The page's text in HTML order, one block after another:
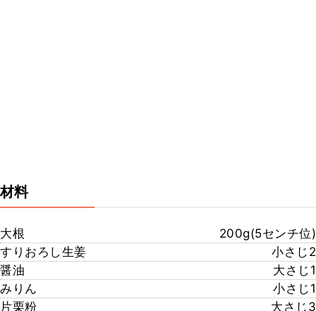
材料
大根
200g(5センチ位)
すりおろし生姜
小さじ2
醤油
大さじ1
みりん
小さじ1
片栗粉
大さじ3